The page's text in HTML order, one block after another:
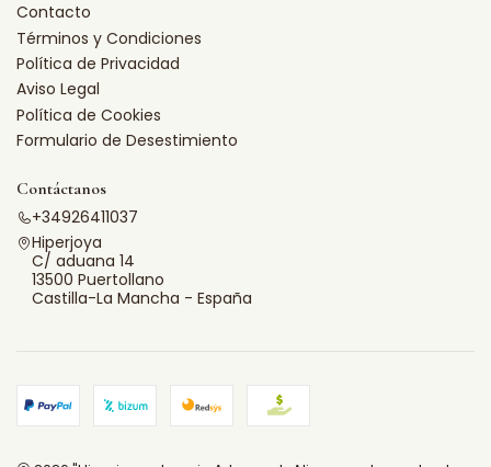
Contacto
Términos y Condiciones
Política de Privacidad
Aviso Legal
Política de Cookies
Formulario de Desestimiento
Contáctanos
+34926411037
Hiperjoya
C/ aduana 14
13500 Puertollano
Castilla-La Mancha - España